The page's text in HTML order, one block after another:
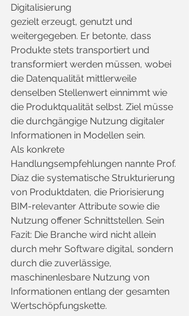
Digitalisierung
gezielt erzeugt, genutzt und
weitergegeben. Er betonte, dass
Produkte stets transportiert und
transformiert werden müssen, wobei
die Datenqualität mittlerweile
denselben Stellenwert einnimmt wie
die Produktqualität selbst. Ziel müsse
die durchgängige Nutzung digitaler
Informationen in Modellen sein.
Als konkrete
Handlungsempfehlungen nannte Prof.
Díaz die systematische Strukturierung
von Produktdaten, die Priorisierung
BIM-relevanter Attribute sowie die
Nutzung offener Schnittstellen. Sein
Fazit: Die Branche wird nicht allein
durch mehr Software digital, sondern
durch die zuverlässige,
maschinenlesbare Nutzung von
Informationen entlang der gesamten
Wertschöpfungskette.